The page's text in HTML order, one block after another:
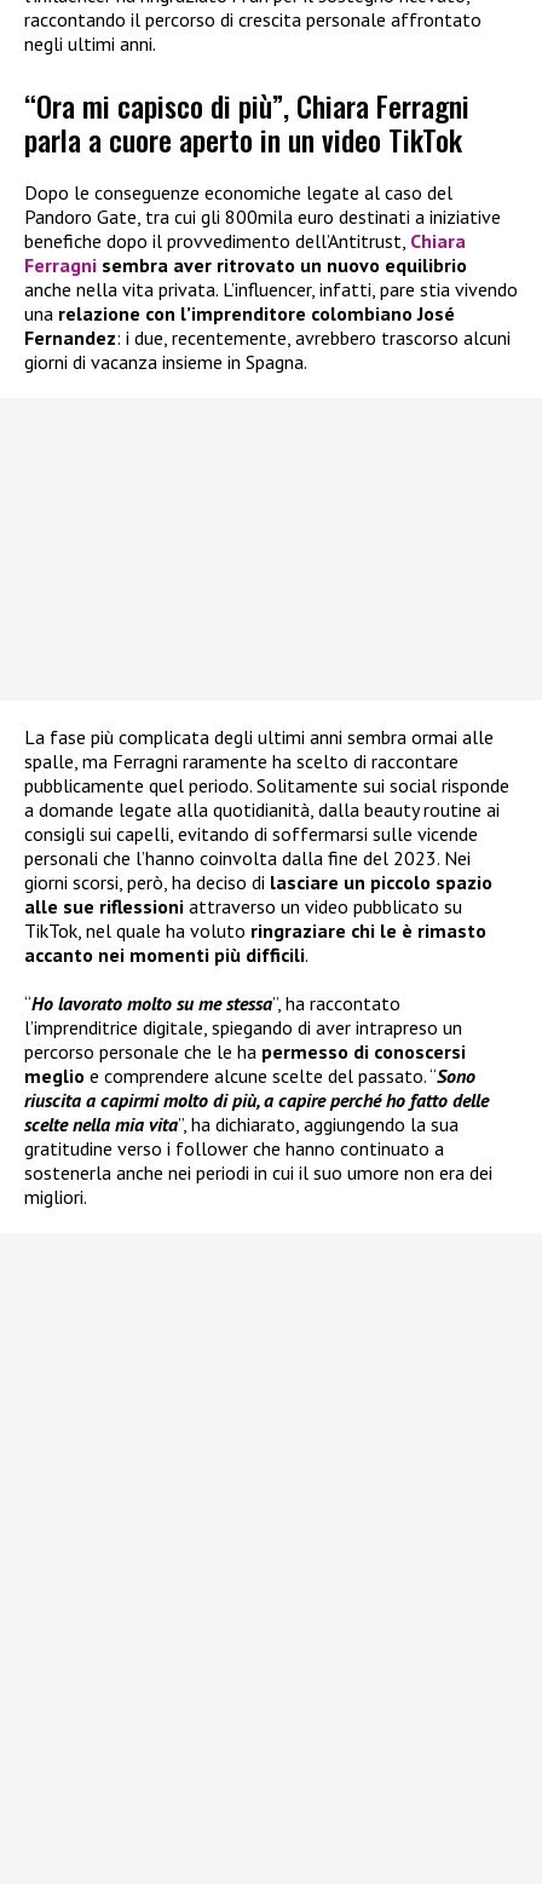
raccontando il percorso di crescita personale affrontato
negli ultimi anni.
“Ora mi capisco di più”, Chiara Ferragni
parla a cuore aperto in un video TikTok
Dopo le conseguenze economiche legate al caso del
Pandoro Gate, tra cui gli 800mila euro destinati a iniziative
benefiche dopo il provvedimento dell’Antitrust, Chiara
Ferragni sembra aver ritrovato un nuovo equilibrio
anche nella vita privata. L’influencer, infatti, pare stia vivendo
una relazione con l’imprenditore colombiano José
Fernandez: i due, recentemente, avrebbero trascorso alcuni
giorni di vacanza insieme in Spagna.
La fase più complicata degli ultimi anni sembra ormai alle
spalle, ma Ferragni raramente ha scelto di raccontare
pubblicamente quel periodo. Solitamente sui social risponde
a domande legate alla quotidianità, dalla beauty routine ai
consigli sui capelli, evitando di soffermarsi sulle vicende
personali che l’hanno coinvolta dalla fine del 2023. Nei
giorni scorsi, però, ha deciso di lasciare un piccolo spazio
alle sue riflessioni attraverso un video pubblicato su
TikTok, nel quale ha voluto ringraziare chi le è rimasto
accanto nei momenti più difficili.
“Ho lavorato molto su me stessa”, ha raccontato
l’imprenditrice digitale, spiegando di aver intrapreso un
percorso personale che le ha permesso di conoscersi
meglio e comprendere alcune scelte del passato. “Sono
riuscita a capirmi molto di più, a capire perché ho fatto delle
scelte nella mia vita”, ha dichiarato, aggiungendo la sua
gratitudine verso i follower che hanno continuato a
sostenerla anche nei periodi in cui il suo umore non era dei
migliori.